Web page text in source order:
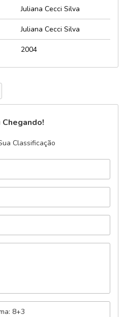
Juliana Cecci Silva
Juliana Cecci Silva
2004
Chegando!
Classificação